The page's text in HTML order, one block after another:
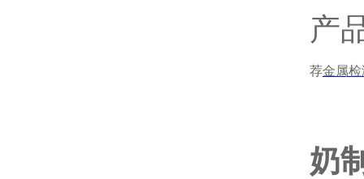
产
荐金属
奶